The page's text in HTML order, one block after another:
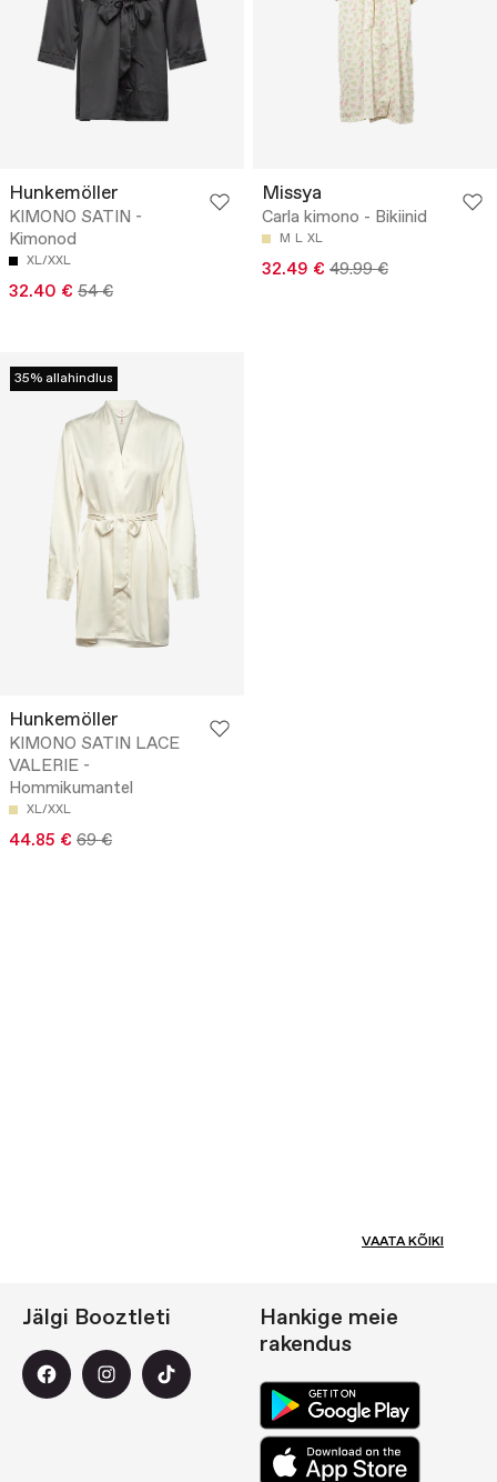
Hunkemöller
KIMONO SATIN -
Kimonod
XL/XXL
32.40 € 54 €
Missya
Carla kimono - Bikiinid
M L XL
32.49 € 49.99 €
35% allahindlus
Hunkemöller
KIMONO SATIN LACE
VALERIE -
Hommikumantel
XL/XXL
44.85 € 69 €
VAATA KÕIKI
Jälgi Booztleti
Hankige meie
rakendus